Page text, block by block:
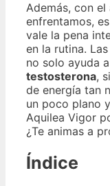
Además, con
enfrentamos,
vale la pena
en la rutina.
no solo ayuda
testosterona,
de energía tan
un poco plano
Aquilea Vigor
¿Te animas a
Índice